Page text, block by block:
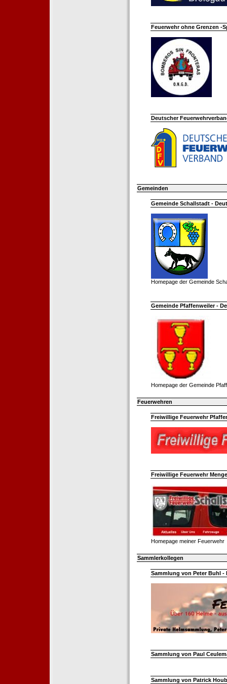
Feuerwehr ohne Grenzen -
Deutscher
Gemeinden
Gemeinde Schallstadt -
Homepage der Gemeinde
Gemeinde Pfaffenweiler -
Homepage der Gemeinde
Feuerwehren
Freiwillige Feuerwehr
Freiwillige Feuerwehr
Homepage meiner Feuerwehr
Sammlerkollegen
Sammlung von Peter Buhl -
Sammlung von Paul
Sammlung von Patrick